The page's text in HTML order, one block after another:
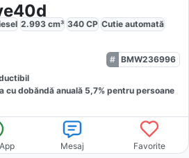
2.993 cm³ 340 CP Cutie automată
BMW236996
cu dobăndă anuală 5,7% pentru persoane
Mesaj Favorite